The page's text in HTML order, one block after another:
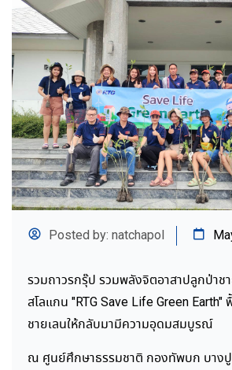
Posted by: natchapol
รวมถาวรกรุ๊ป รวมพลังจิตอาสาปลูกป่าช
สโลแกน "RTG Save Life Green
ชายเลนให้กลับมามีความอุดมสมบูรณ์
ณ ศูนย์ศึกษาธรรมชาติ กองทัพบก บาง